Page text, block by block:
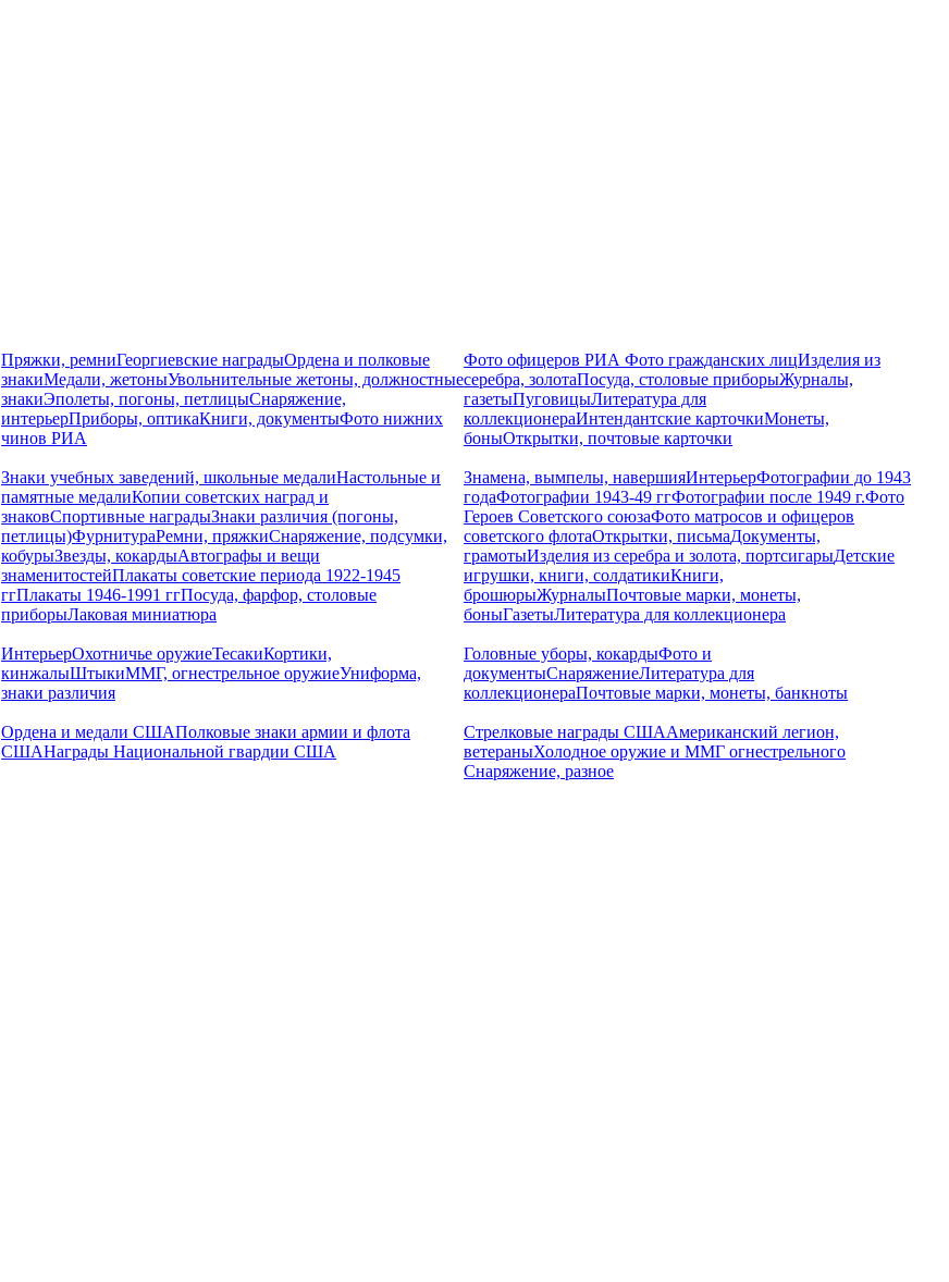
Пряжки, ремниГеоргиевские наградыОрдена и полковые
знакиМедали, жетоныУвольнительные жетоны, должностные
знакиЭполеты, погоны, петлицыСнаряжение,
интерьерПриборы, оптикаКниги, документыФото нижних
чинов РИА
Фото офицеров РИАФото гражданских лицИзделия из
серебра, золотаПосуда, столовые приборыЖурналы,
газетыПуговицыЛитература для
коллекционераИнтендантские карточкиМонеты,
боныОткрытки, почтовые карточки
Знаки учебных заведений, школьные медалиНастольные и
памятные медалиКопии советских наград и
знаковСпортивные наградыЗнаки различия (погоны,
петлицы)ФурнитураРемни, пряжкиСнаряжение, подсумки,
кобурыЗвезды, кокардыАвтографы и вещи
знаменитостейПлакаты советские периода 1922-1945
ггПлакаты 1946-1991 ггПосуда, фарфор, столовые
приборыЛаковая миниатюра
Знамена, вымпелы, навершияИнтерьерФотографии до 1943
годаФотографии 1943-49 ггФотографии после 1949 г.Фото
Героев Советского союзаФото матросов и офицеров
советского флотаОткрытки, письмаДокументы,
грамотыИзделия из серебра и золота, портсигарыДетские
игрушки, книги, солдатикиКниги,
брошюрыЖурналыПочтовые марки, монеты,
боныГазетыЛитература для коллекционера
ИнтерьерОхотничье оружиеТесакиКортики,
кинжалыШтыкиММГ, огнестрельное оружиеУниформа,
знаки различия
Головные уборы, кокардыФото и
документыСнаряжениеЛитература для
коллекционераПочтовые марки, монеты, банкноты
Ордена и медали СШАПолковые знаки армии и флота
СШАНаграды Национальной гвардии США
Стрелковые награды СШААмериканский легион,
ветераныХолодное оружие и ММГ огнестрельного
Снаряжение, разное